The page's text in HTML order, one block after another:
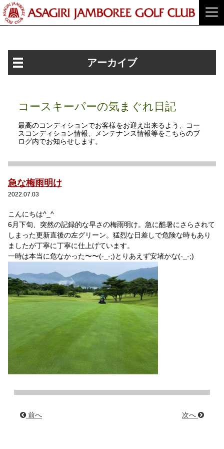
アーカイブ
コースキーパーの気まぐれ日記
最高のコンディションでお客様をお迎え出来るよう、コー
スコンディション情報、メンテナンス情報等をこちらのブ
ログ内でお知らせします。
急な梅雨明け
2022.07.03
こんにちは^_^
6月下旬、突然の記録的な早さの梅雨明け。急に酷暑にさらされて
しまった更新直後の左グリーン。猛烈な日差しで危険な時もあり
ましたが丁寧に丁寧に仕上げています。
一時は本当に危なかった〜〜(-_-;)とりあえず安堵かな(-_-;)
前へ 次へ